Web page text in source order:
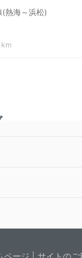
(熱海～浜松)
km